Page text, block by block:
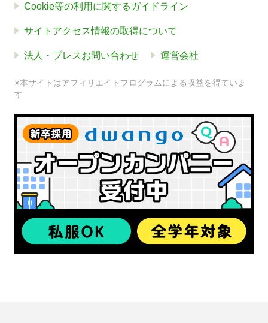
Cookie等の利用に関するガイドライン
サイトアクセス情報の取得について
法人・プレスお問い合わせ 運営会社
※本サイトはアフィリエイトプログラムによる収益を得ていま
す